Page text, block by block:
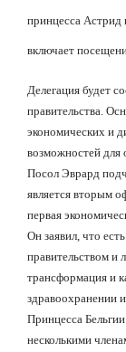
принцесса Астрид
включает
Делегация будет
правительства.
экономических и
возможностей для
Посол Эврард
является вторым
первая
Он заявил, что
правительством и
трансформация и
здравоохранении
Принцесса
несколькими